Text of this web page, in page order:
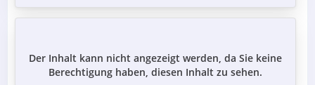
Der Inhalt kann nicht angezeigt werden, da Sie keine
Berechtigung haben, diesen Inhalt zu sehen.